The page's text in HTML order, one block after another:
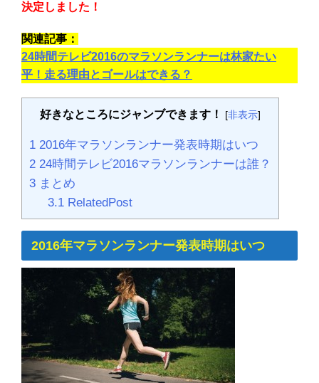
決定しました！
関連記事 ：
24時間テレビ2016のマラソンランナーは林家たい
平！走る理由とゴールはできる？
好きなところにジャンブできます！ [非表示]
1 2016年マラソンランナー発表時期はいつ
2 24時間テレビ2016マラソンランナーは誰？
3 まとめ
3.1RelatedPost
2016年マラソンランナー発表時期はいつ